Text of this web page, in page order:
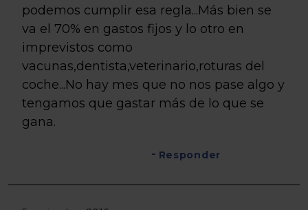
podemos cumplir esa regla...Más bien se
va el 70% en gastos fijos y lo otro en
imprevistos como
vacunas,dentista,veterinario,roturas del
coche...No hay mes que no nos pase algo y
tengamos que gastar más de lo que se
gana.
Responder